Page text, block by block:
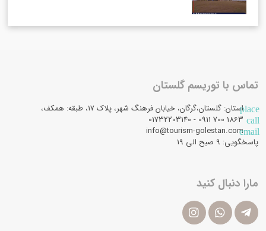
تماس با توریسم گلستان
placeاستان: گلستان،گرگان، خیابان فرهنگ شهر، پلاک 17، طبقه: همکف،
call
email
info@tourism-golestan.com
پاسخگویی: ۹ صبح الی 19
مارا دنبال کنید